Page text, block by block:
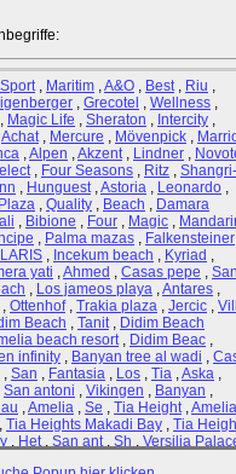
Sport, Maritim ,A&O , Best, Riu ,
, Grecotel , Wellness ,
, Magic Life , Sheraton , Intercity ,
Achat, Mercure , Mövenpick ,
,Alpen ,Akzent, Lindner ,
, Four Seasons , Ritz ,
, Hunguest,Astoria , Leonardo ,
Plaza , Quality , Beach , Damara
, Bibione , Four , Magic ,
, Palma mazas , Falkensteiner
, Incekum beach , Kyriad ,
yati ,Ahmed , Casas pepe , San
, Los jameos playa ,Antares ,
, Ottenhof, Trakia plaza , Jercic ,
Beach , Tanit, Didim Beach
beach resort, Didim Beac ,
infinity , Banyan tree al wadi ,
, San , Fantasia , Los , Tia ,Aska ,
San antoni , Vikingen , Banyan ,
,Amelia , Se , Tia Height,Amelia
, Tia Heights Makadi Bay , Tia
, Het, San ant, Sh , Versilia